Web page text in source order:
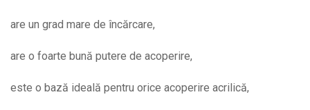
are un grad mare de încărcare,
are o foarte bună putere de acoperire,
este o bază ideală pentru orice acoperire acrilică,